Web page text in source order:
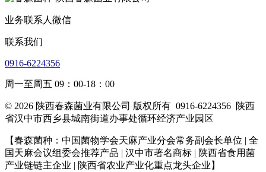
业务联系人微信
联系我们
0916-6224356
周一至周五 09：00-18：00
© 2026 陕西春森菌业有限公司 版权所有 0916-6224356 陕西
省汉中市西乡县城南街道办事处循环经济产业园区
【春森菌种：中国菌物学会天麻产业分会常务副会长单位 | 全
国天麻会议组委会推荐产品 | 汉中市著名商标 | 陕西省食用菌
产业链链主企业 | 陕西省农业产业化重点龙头企业 】